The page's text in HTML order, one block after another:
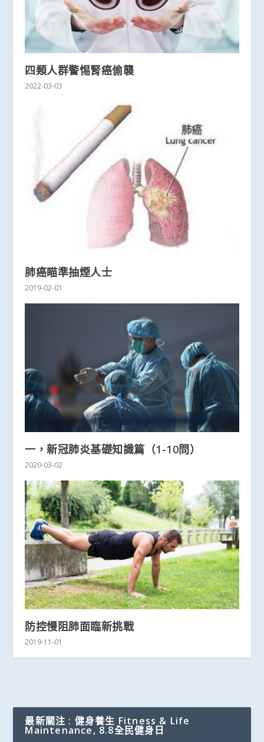
四類人群警惕腎癌偷襲
2022-03-03
肺癌瞄準抽煙人士
2019-02-01
一，新冠肺炎基礎知識篇（1-10問）
2020-03-02
防控慢阻肺面臨新挑戰
2019-11-01
最新關注 : 健身養生 Fitness & Life
Maintenance, 8.8全民健身日